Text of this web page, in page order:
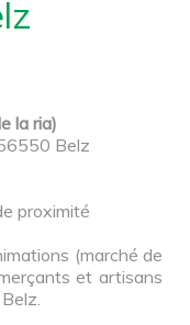
la ria)
Belz
proximité
(marché de
et artisans